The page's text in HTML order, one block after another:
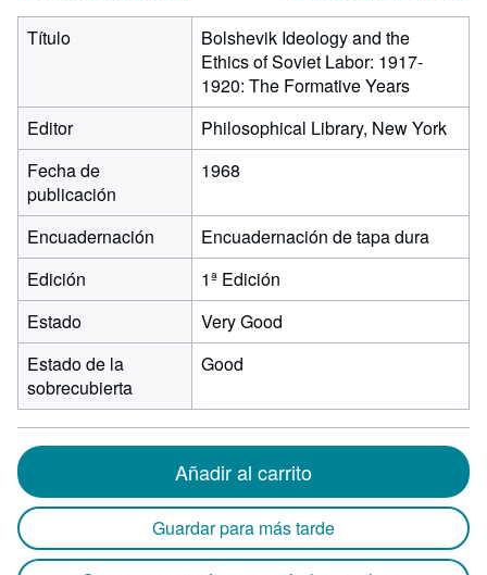
Título
Bolshevik Ideology and the
Ethics of Soviet Labor: 1917-
1920: The Formative Years
Editor
Philosophical Library, New York
Fecha de
publicación
1968
Encuadernación
Encuadernación de tapa dura
Edición
1ª Edición
Estado
Very Good
Estado de la
sobrecubierta
Good
Añadir al carrito
Guardar para más tarde